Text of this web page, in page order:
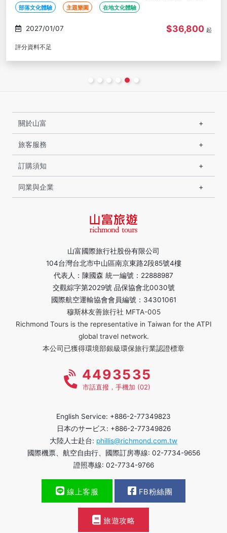
摩、夜遊湄南河、無購物
部落文化體驗 主題樂園 在地文化體驗
2027/01/07 $36,800 起
評分資料不足
山富國際旅行社股份有限公司
104台灣台北市中山區南京東路2段85號4樓
代表人：陳國森 統一編號：22888987
交觀綜字第2029號 品保協會北0030號
國際航空運輸協會會員編號：34301061
穆斯林友善旅行社 MFTA-005
Richmond Tours is the representative in Taiwan for the ATPI
global travel network.
本公司已獲得環境部銀級環保旅行業認證標章
關於山富
旅客服務
訂購須知
同業與企業
4493535
市話直撥，手機加 (02)
English Service: +886-2-77349823
日本のサービス: +886-2-77349826
大陸人士赴台: phillis@richmond.com.tw
國際機票、航空自由行、國際訂房專線: 02-7734-9656
證照專線: 02-7734-9766
線上客服 FB粉絲團
旅遊攻略